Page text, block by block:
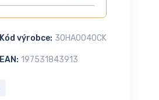
Kód výrobce: 30HA0040CK
EAN: 197531843913